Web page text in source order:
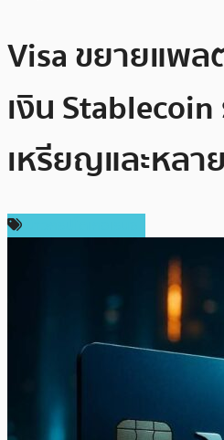
Visa ขยายแพล
เงิน
เหรียญและหลา